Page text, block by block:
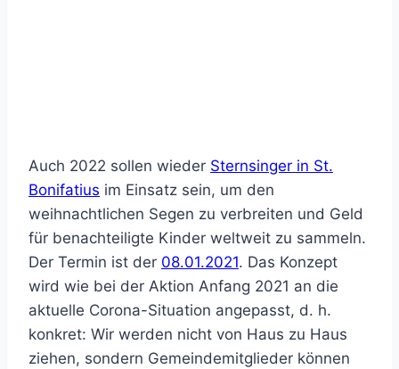
Auch 2022 sollen wieder Sternsinger in St.
Bonifatius im Einsatz sein, um den
weihnachtlichen Segen zu verbreiten und Geld
für benachteiligte Kinder weltweit zu sammeln.
Der Termin ist der 08.01.2021. Das Konzept
wird wie bei der Aktion Anfang 2021 an die
aktuelle Corona-Situation angepasst, d. h.
konkret: Wir werden nicht von Haus zu Haus
ziehen, sondern Gemeindemitglieder können